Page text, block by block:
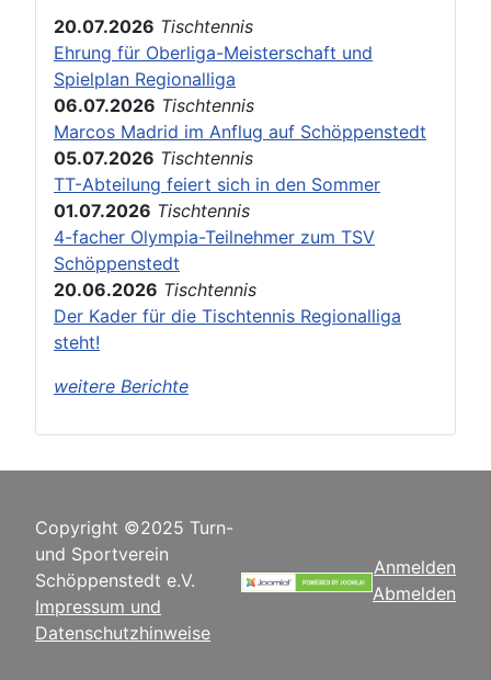
20.07.2026 Tischtennis
Ehrung für Oberliga-Meisterschaft und
Spielplan Regionalliga
06.07.2026 Tischtennis
Marcos Madrid im Anflug auf Schöppenstedt
05.07.2026 Tischtennis
TT-Abteilung feiert sich in den Sommer
01.07.2026 Tischtennis
4-facher Olympia-Teilnehmer zum TSV
Schöppenstedt
20.06.2026 Tischtennis
Der Kader für die Tischtennis Regionalliga
steht!
weitere Berichte
Copyright ©2025 Turn-
und Sportverein
Schöppenstedt e.V.
Impressum und
Datenschutzhinweise
Anmelden
Abmelden